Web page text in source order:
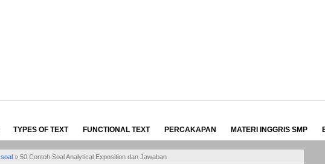
TYPES OF TEXT FUNCTIONAL TEXT PERCAKAPAN MATERI INGGRIS SMP
soal » 50 Contoh Soal Analytical Exposition dan Jawaban